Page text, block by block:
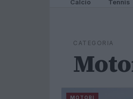
Calcio Tennis
CATEGORIA
MOTORI